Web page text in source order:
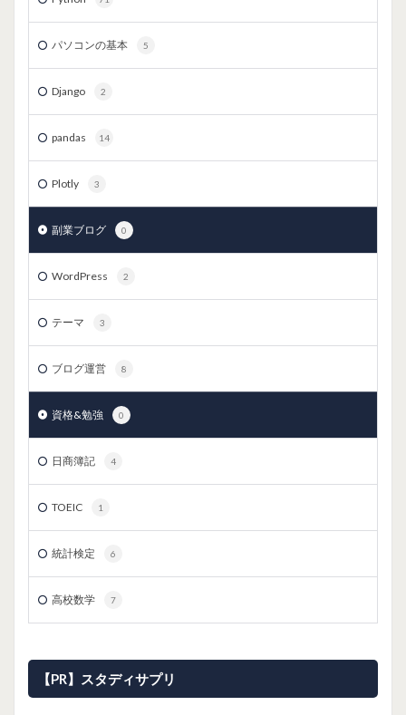
パソコンの基本 5
Django 2
pandas 14
Plotly 3
副業ブログ 0
WordPress 2
テーマ 3
ブログ運営 8
資格&勉強 0
日商簿記 4
TOEIC 1
統計検定 6
高校数学 7
【PR】スタディサプリ